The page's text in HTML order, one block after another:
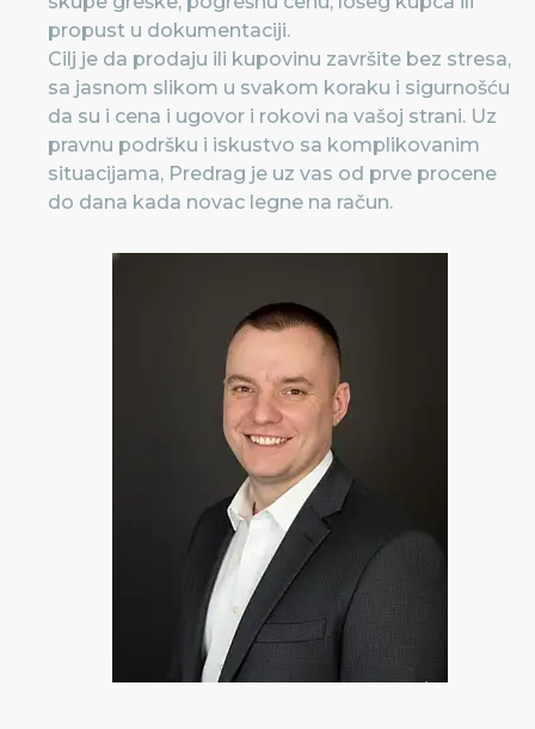
propust u dokumentaciji.
Cilj je da prodaju ili kupovinu završite bez stresa,
sa jasnom slikom u svakom koraku i sigurnošću
da su i cena i ugovor i rokovi na vašoj strani. Uz
pravnu podršku i iskustvo sa komplikovanim
situacijama, Predrag je uz vas od prve procene
do dana kada novac legne na račun.